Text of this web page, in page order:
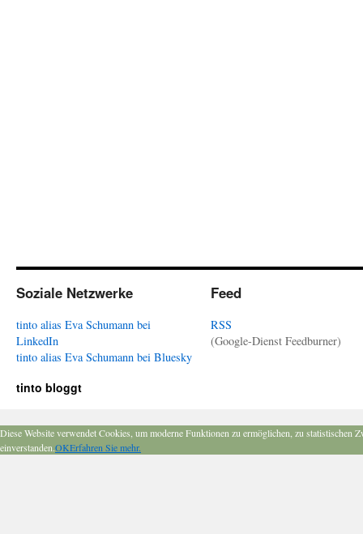
Soziale Netzwerke
tinto alias Eva Schumann bei
LinkedIn
tinto alias Eva Schumann bei Bluesky
Feed
RSS
(Google-Dienst Feedburner)
tinto bloggt
Diese Website verwendet Cookies, um moderne Funktionen zu ermöglichen, zu
einverstanden.OKErfahren Sie mehr.